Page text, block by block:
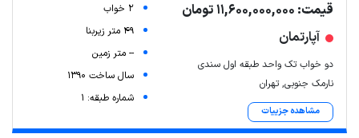
قیمت: 11,600,000,000 تومان
آپارتمان
دو خواب تک واحد طبقه اول سندی
نارمک جنوبی, تهران
مشاهده جزییات
2 خواب
49 متر زیربنا
-- متر زمین
سال ساخت 1390
شماره طبقه: 1